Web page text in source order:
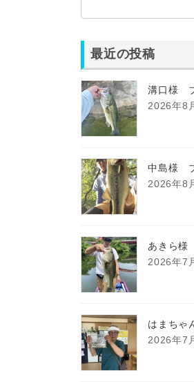
最近の投稿
溝口様
2026年8
中島様
2026年8
あきら
2026年7
はまち
2026年7